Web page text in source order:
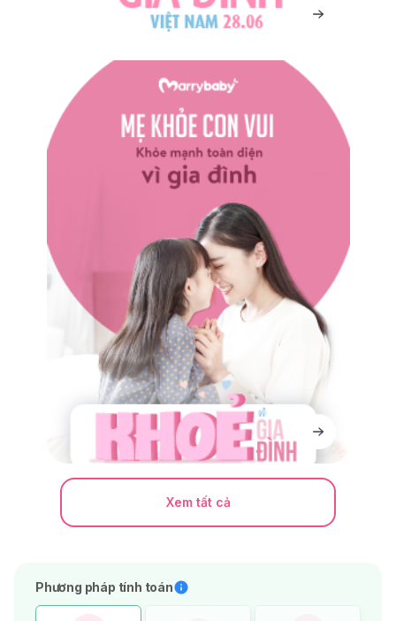
Xem tất cả
Phương pháp tính toán